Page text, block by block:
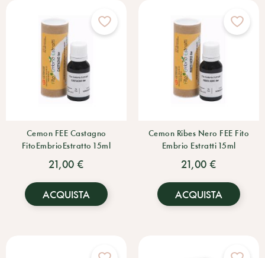
Cemon FEE Castagno
FitoEmbrioEstratto 15ml
21,00 €
ACQUISTA
Cemon Ribes Nero FEE Fito
Embrio Estratti 15ml
21,00 €
ACQUISTA